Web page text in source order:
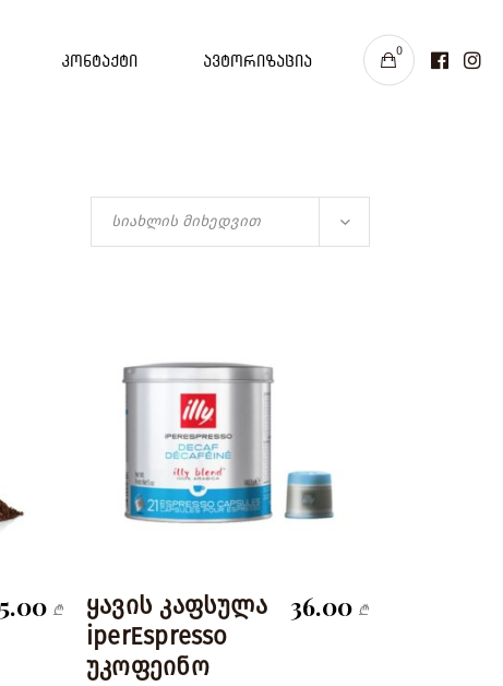
კონტაქტი ავტორიზაცია
0
სიახლის მიხედვით
₾
ყავის კაფსულა
iperEspresso
უკოფეინო
36.00 ₾